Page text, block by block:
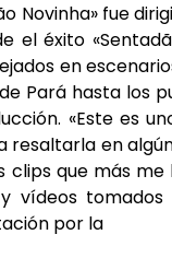
Novinha» fue
el éxito
en
Pará hasta los
«Este es
resaltarla en
clips que más
vídeos
por la